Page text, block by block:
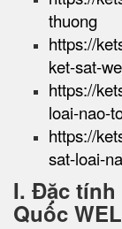
thuong
https://
ket-sat-
https://
loai-nao-
https://
sat-loai-
I. Đặc tính
Quốc